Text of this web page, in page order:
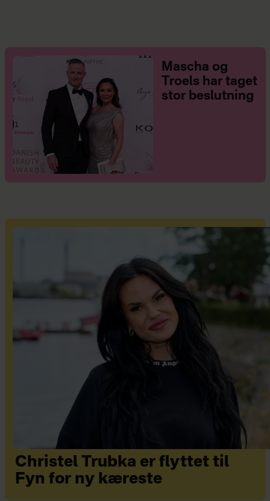
Mascha og
Troels har taget
stor beslutning
Christel Trubka er flyttet til
Fyn for ny kæreste